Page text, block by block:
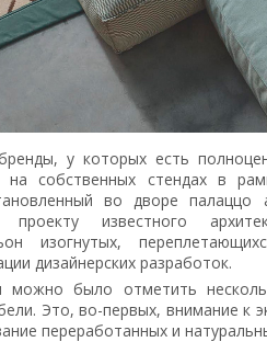
у которых есть
собственных стендах в
во дворе палаццо
проекту известного
изогнутых,
дизайнерских разработок.
было отметить
Это, во-первых, внимание к
переработанных и